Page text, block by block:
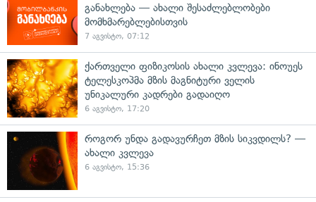
განახლება — ახალი შესაძლებლობები
მომხმარებლებისთვის
7 აგვისტო, 07:12
ქართველი ფიზიკოსის ახალი კვლევა: ინოუეს
ტელესკოპმა მზის მაგნიტური ველის
უნიკალური კადრები გადაიღო
6 აგვისტო, 17:20
როგორ უნდა გადავურჩეთ მზის სიკვდილს? —
ახალი კვლევა
6 აგვისტო, 15:36